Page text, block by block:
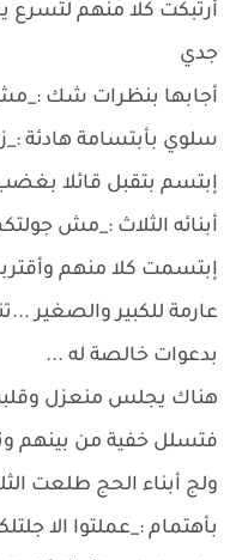
أرتبكت كلا منهم لتسرع
جدي
أجابها بنظرات شك
سلوي بأبتسامة هادئة
إبتسم بتقبل قائلا
أبنائه الثلاث :_مش
إبتسمت كلا منهم
عارمة للكبير والصغير
بدعوات خالصة له ...
هناك يجلس منعزل
فتسلل خفية من بينهم
ولج أبناء الحج طلعت
بأهتمام :_عملتوا الا